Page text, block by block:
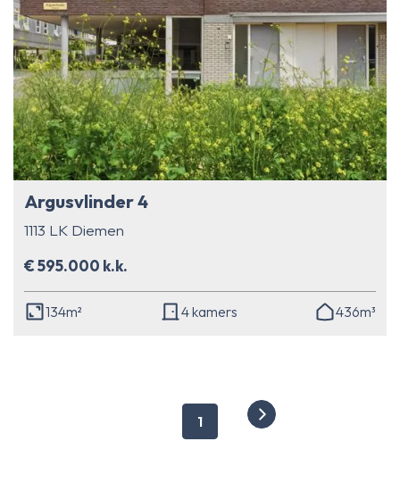
Argusvlinder 4
1113 LK Diemen
€ 595.000 k.k.
134m² 4 kamers 436m³
1